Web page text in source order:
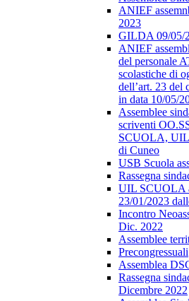
ANIEF
2023
GILDA 09/05/
ANIEF
del personale
scolastiche di
dell’art. 23 del
in data 10/05/
Assemblee
scriventi
SCUOLA,
di Cuneo
USB Scuola
Rassegna
UIL SCUOLA
23/01/2023
Incontro
Dic. 2022
Assemblee
Precongressuali
Assemblea
Rassegna
Dicembre 2022